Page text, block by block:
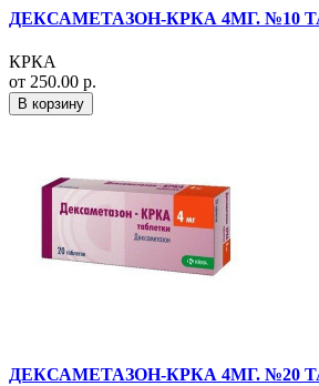
ДЕКСАМЕТАЗОН-КРКА 4МГ. №10
КРКА
от 250.00 р.
В корзину
ДЕКСАМЕТАЗОН-КРКА 4МГ. №20